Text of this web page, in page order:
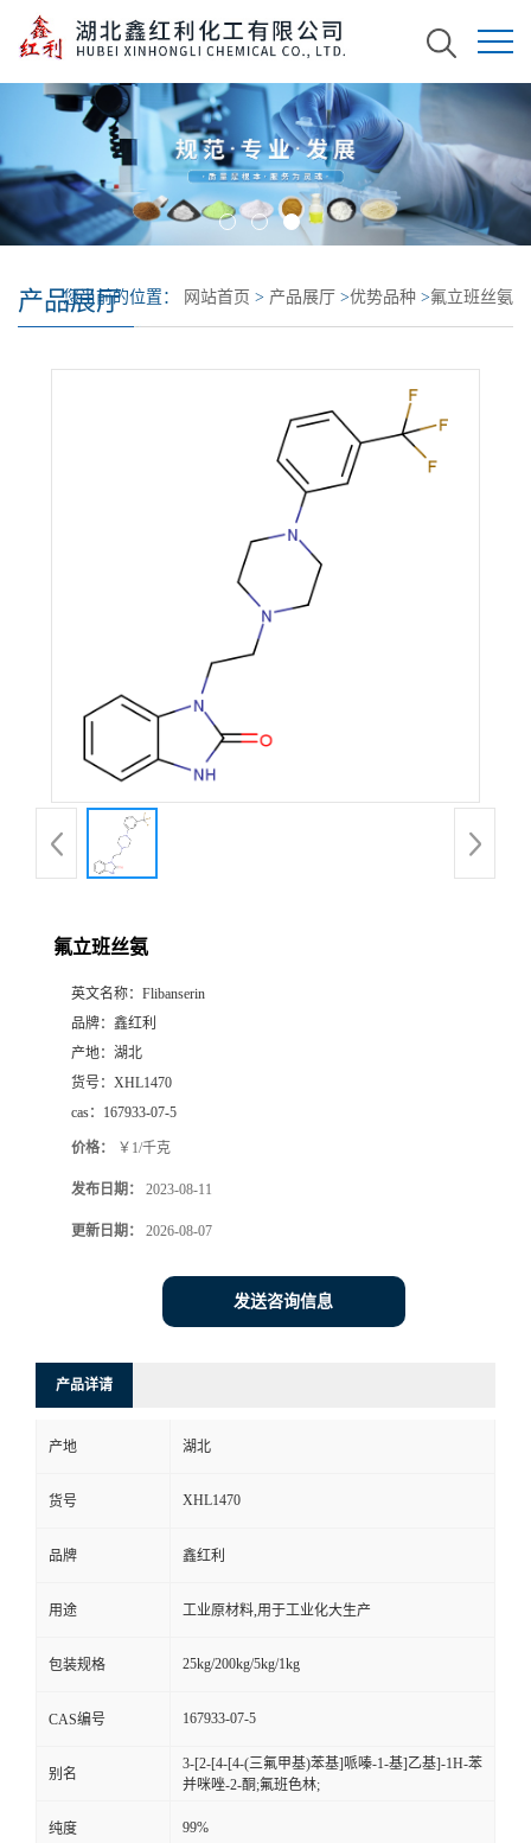
产品展厅
您当前的位置： 网站首页 > 产品展厅 >优势品种 >氟立班丝氨
氟立班丝氨
英文名称： Flibanserin
品牌： 鑫红利
产地： 湖北
货号： XHL1470
cas： 167933-07-5
价格： ￥1/千克
发布日期： 2023-08-11
更新日期： 2026-08-07
发送咨询信息
产品详请
产地 湖北
货号 XHL1470
品牌 鑫红利
用途 工业原材料,用于工业化大生产
包装规格 25kg/200kg/5kg/1kg
CAS编号 167933-07-5
别名
3-[2-[4-[4-(三氟甲基)苯基]哌嗪-1-基]乙基]-1H-苯
并咪唑-2-酮;氟班色林;
纯度 99%